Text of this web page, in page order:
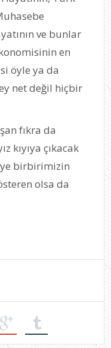
ve bunlar
en
öyle ya da
net değil hiçbir
fıkra da
kıyıya çıkacak
birbirimizin
olsa da